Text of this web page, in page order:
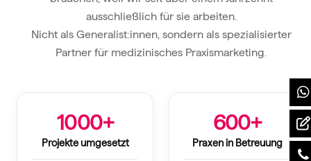
ausschließlich für sie arbeiten.
Nicht als Generalist:innen, sondern als spezialisierter
Partner für medizinisches Praxismarketing.
1000+
Projekte umgesetzt
600+
Praxen in Betreuung